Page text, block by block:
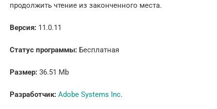
продолжить чтение из законченного места.
Версия: 11.0.11
Статус программы: Бесплатная
Размер: 36.51 Mb
Разработчик: Adobe Systems Inc.